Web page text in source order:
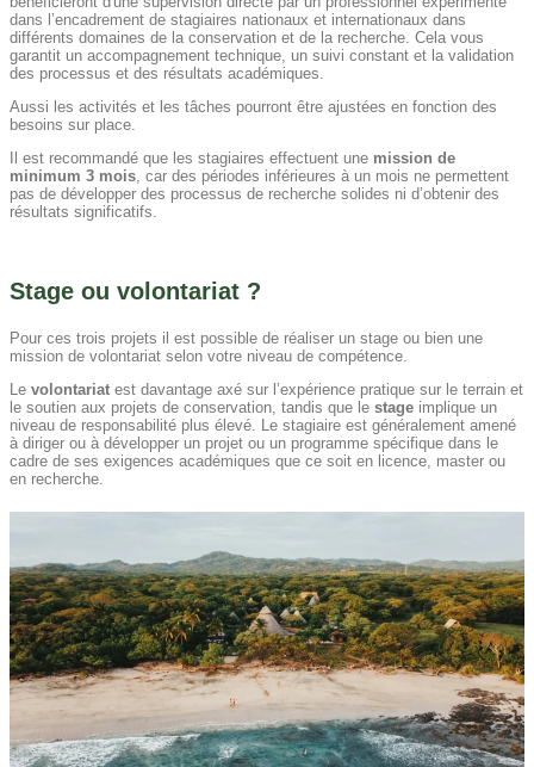
dans l’encadrement de stagiaires nationaux et internationaux dans
différents domaines de la conservation et de la recherche. Cela vous
garantit un accompagnement technique, un suivi constant et la validation
des processus et des résultats académiques.
Aussi les activités et les tâches pourront être ajustées en fonction des
besoins sur place.
Il est recommandé que les stagiaires effectuent une mission de
minimum 3 mois, car des périodes inférieures à un mois ne permettent
pas de développer des processus de recherche solides ni d’obtenir des
résultats significatifs.
Stage ou volontariat ?
Pour ces trois projets il est possible de réaliser un stage ou bien une
mission de volontariat selon votre niveau de compétence.
Le volontariat est davantage axé sur l’expérience pratique sur le terrain et
le soutien aux projets de conservation, tandis que le stage implique un
niveau de responsabilité plus élevé. Le stagiaire est généralement amené
à diriger ou à développer un projet ou un programme spécifique dans le
cadre de ses exigences académiques que ce soit en licence, master ou
en recherche.